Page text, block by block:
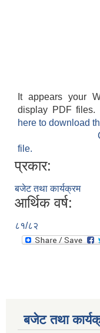
It appears your
display PDF files.
here to download
file.
प्रकार:
बजेट तथा कार्यक्रम
आर्थिक वर्ष:
८१/८२
बजेट तथा